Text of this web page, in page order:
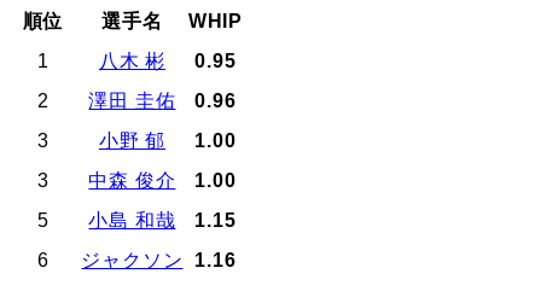
順位
選手名
WHIP
1
八木 彬
0.95
2
澤田 圭佑
0.96
3
小野 郁
1.00
3
中森 俊介
1.00
5
小島 和哉
1.15
6
ジャクソン 1.16